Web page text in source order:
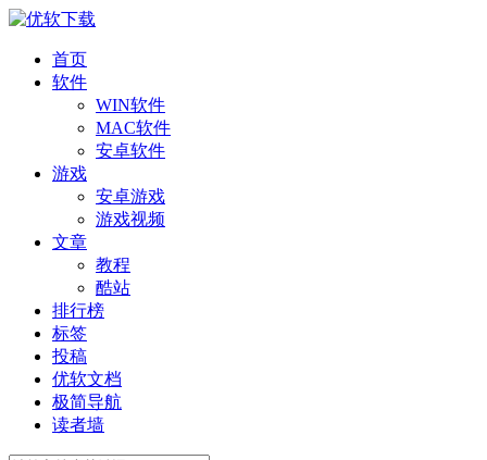
首页
软件
WIN软件
MAC软件
安卓软件
游戏
安卓游戏
游戏视频
文章
教程
酷站
排行榜
标签
投稿
优软文档
极简导航
读者墙